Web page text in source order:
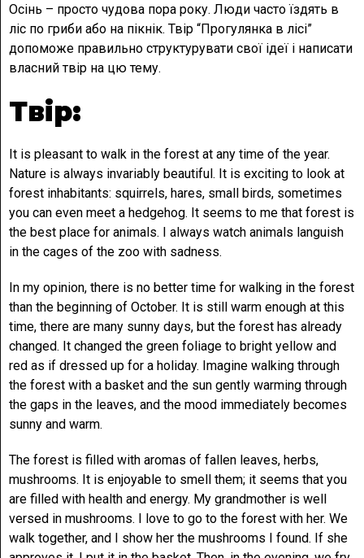
Осінь – просто чудова пора року. Люди часто їздять в
ліс по гриби або на пікнік. Твір “Прогулянка в лісі”
допоможе правильно структурувати свої ідеї і написати
власний твір на цю тему.
Твір:
It is pleasant to walk in the forest at any time of the year.
Nature is always invariably beautiful. It is exciting to look at
forest inhabitants: squirrels, hares, small birds, sometimes
you can even meet a hedgehog. It seems to me that forest is
the best place for animals. I always watch animals languish
in the cages of the zoo with sadness.
In my opinion, there is no better time for walking in the forest
than the beginning of October. It is still warm enough at this
time, there are many sunny days, but the forest has already
changed. It changed the green foliage to bright yellow and
red as if dressed up for a holiday. Imagine walking through
the forest with a basket and the sun gently warming through
the gaps in the leaves, and the mood immediately becomes
sunny and warm.
The forest is filled with aromas of fallen leaves, herbs,
mushrooms. It is enjoyable to smell them; it seems that you
are filled with health and energy. My grandmother is well
versed in mushrooms. I love to go to the forest with her. We
walk together, and I show her the mushrooms I found. If she